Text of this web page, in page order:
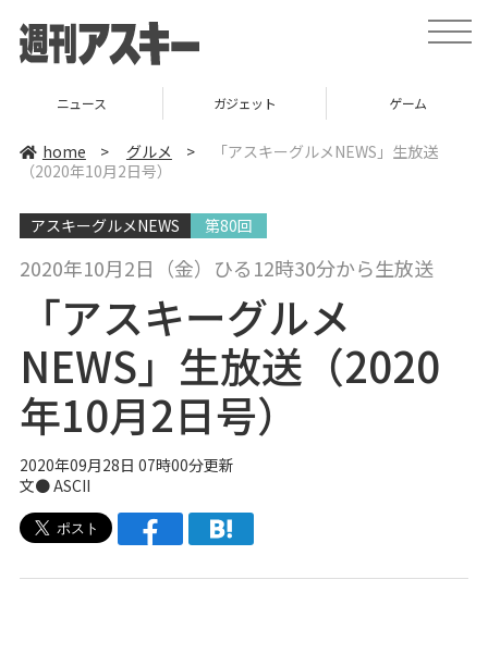
t
o
ニュース ガジェット ゲーム
home > グルメ >
「アスキーグルメNEWS」生放送
（2020年10月2日号）
アスキーグルメNEWS 第80回
2020年10月2日（金）ひる12時30分から生放送
「アスキーグルメ
NEWS」生放送（2020
年10月2日号）
2020年09月28日 07時00分更新
文● ASCII